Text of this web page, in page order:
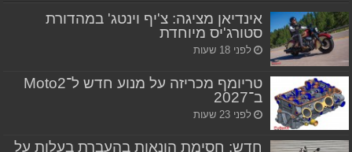
אינדיאן מציגה: צ'יף וינטג' במהדורת
סטורג'יס מיוחדת
לפני 18 שעות
טריומף מכריזה על מנוע חדש ל־Moto2
ב־2027
לפני 23 שעות
חדש: חסימת הונאות בהעברת בעלות על